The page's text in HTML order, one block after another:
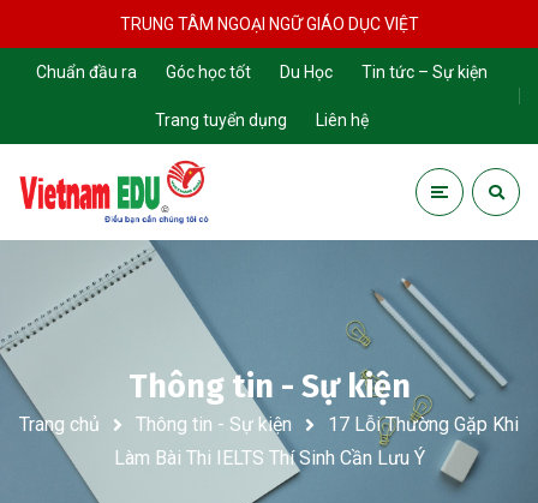
TRUNG TÂM NGOẠI NGỮ GIÁO DỤC VIỆT
Chuẩn đầu ra Góc học tốt Du Học Tin tức – Sự kiện
Trang tuyển dụng Liên hệ
Thông tin - Sự kiện
Trang chủ Thông tin - Sự kiện
17 Lỗi Thường Gặp Khi
Làm Bài Thi IELTS Thí Sinh Cần Lưu Ý